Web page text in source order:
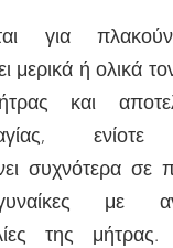
για
μερικά ή ολικά
και
ενίοτε
συχνότερα σε
με
της μήτρας.